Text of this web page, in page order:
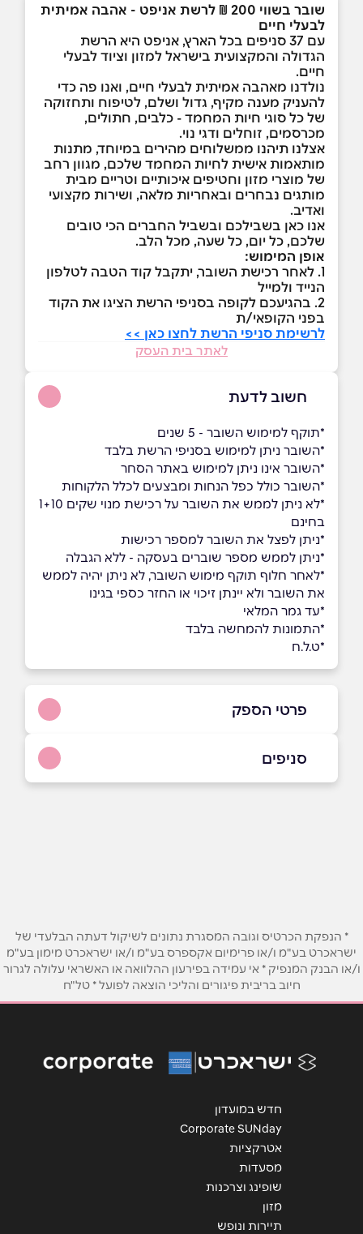
שובר בשווי 200 ₪ לרשת אניפט - אהבה אמיתית
לבעלי חיים
עם 37 סניפים בכל הארץ, אניפט היא הרשת
הגדולה והמקצועית בישראל למזון וציוד לבעלי
חיים.
נולדנו מאהבה אמיתית לבעלי חיים, ואנו פה כדי
להעניק מענה מקיף, גדול ושלם, לטיפוח ותחזוקה
של כל סוגי חיות המחמד - כלבים, חתולים,
מכרסמים, זוחלים ודגי נוי.
אצלנו תיהנו ממשלוחים מהירים במיוחד, מתנות
מותאמות אישית לחיות המחמד שלכם, מגוון רחב
של מוצרי מזון וחטיפים איכותיים וטריים מבית
מותגים נבחרים ובאחריות מלאה, ושירות מקצועי
ואדיב.
אנו כאן בשבילכם ובשביל החברים הכי טובים
שלכם, כל יום, כל שעה, מכל הלב.
אופן המימוש:
1. לאחר רכישת השובר, יתקבל קוד הטבה לטלפון
הנייד ולמייל
2. בהגיעכם לקופה בסניפי הרשת הציגו את הקוד
בפני הקופאי/ת
לרשימת סניפי הרשת לחצו כאן >>
לאתר בית העסק
חשוב לדעת
*תוקף למימוש השובר - 5 שנים
*השובר ניתן למימוש בסניפי הרשת בלבד
*השובר אינו ניתן למימוש באתר הסחר
*השובר כולל כפל הנחות ומבצעים לכלל הלקוחות
*לא ניתן לממש את השובר על רכישת מנוי שקים 1+10
בחינם
*ניתן לפצל את השובר למספר רכישות
*ניתן לממש מספר שוברים בעסקה - ללא הגבלה
*לאחר חלוף תוקף מימוש השובר, לא ניתן יהיה לממש
את השובר ולא יינתן זיכוי או החזר כספי בגינו
*עד גמר המלאי
*התמונות להמחשה בלבד
*ט.ל.ח
פרטי הספק
באתר בפייסבוק באינסטגרם
אימייל*
אנא חזרו אלי בקשר ל...
סניפים
מרכז מסחרי גבעת ברנר
מרכז מסחרי - צמוד לקיבוץ צמח
* הנפקת הכרטיס וגובה המסגרת נתונים לשיקול דעתה הבלעדי של
ישראכרט בע"מ ו/או פרימיום אקספרס בע"מ ו/או ישראכרט מימון בע"מ
ו/או הבנק המנפיק * אי עמידה בפירעון ההלוואה או האשראי עלולה לגרור
חיוב בריבית פיגורים והליכי הוצאה לפועל * טל"ח
חדש במועדון
Corporate SUNday
אטרקציות
מסעדות
שופינג וצרכנות
מזון
תיירות ונופש